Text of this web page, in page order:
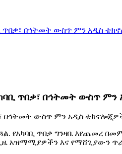
በኅትመት ውስጥ ምን አዲስ
ጥበቃ፣ በኅትመት ውስጥ ምን
በኅትመት ውስጥ ምን አዲስ
ጥበቃ ግንዛቤ እየጨመረ
አዝማሚያዎችን እና የማሸጊያውን